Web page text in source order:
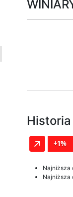
+1%
Najniższa
Najniższa